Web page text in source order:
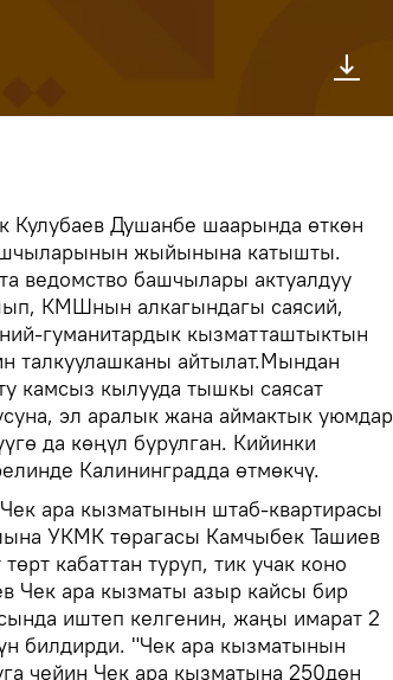
Душанбе шаарында өткөн
жыйынына катышты.
ведомство башчылары актуалдуу
КМШнын алкагындагы саясий,
гуманитардык кызматташтыктын
талкуулашканы айтылат.Мындан
камсыз кылууда тышкы саясат
эл аралык жана аймактык уюмдар
да көңүл бурулган. Кийинки
Калининградда өтмөкчү.
ара кызматынын штаб-квартирасы
УКМК төрагасы Камчыбек Ташиев
кабаттан туруп, тик учак коно
Чек ара кызматы азыр кайсы бир
иштеп келгенин, жаңы имарат 2
билдирди. "Чек ара кызматынын
чейин Чек ара кызматына 250дөн